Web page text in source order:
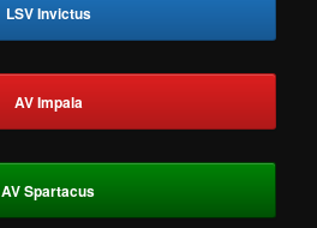
LSV Invictus
AV Impala
AV Spartacus